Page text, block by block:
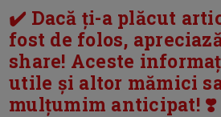
✔️ Dacă ți-a plăcut
fost de folos,
share! Aceste
utile și altor mămici
mulțumim anticipat! ❣️